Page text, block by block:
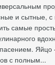
и сытные,
самые
Яйцо
с полным...